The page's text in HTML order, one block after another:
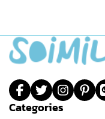
Categories